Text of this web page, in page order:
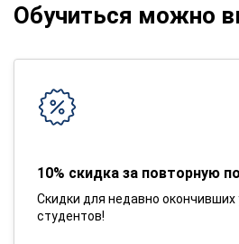
Обучиться можно
10% скидка за повторную
Скидки для недавно окончивших
студентов!